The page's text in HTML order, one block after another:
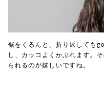
裾をくるんと、折り返しても
し、カッコよくかぶれます。
られるのが嬉しいですね。